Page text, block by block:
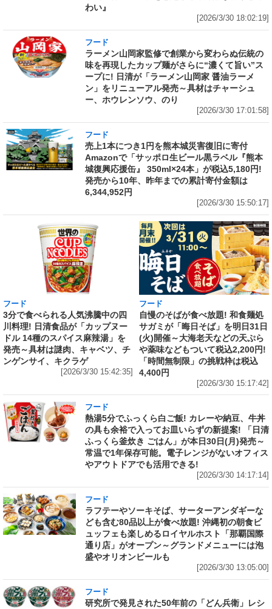
わい』
[2026/3/30 18:02:19]
フード
ラーメン山岡家監修で創業から変わらぬ伝統の
味を再現したカップ麺がさらに“濃くて旨い”ス
ープに! 日清が「ラーメン山岡家 醤油ラーメ
ン」をリニューアル発売～具材はチャーシュ
ー、ホウレンソウ、のり
[2026/3/30 17:01:58]
フード
売上1本につき1円を熊本城災害復旧に寄付
Amazonで「サッポロ生ビール黒ラベル『熊本
城復興応援缶』 350ml×24本」が税込5,180円!
発売から10年、昨年までの累計寄付金額は
6,344,952円
[2026/3/30 15:50:17]
フード
3分で食べられる人気沸騰中の四
川料理! 日清食品が「カップヌー
ドル 14種のスパイス麻辣湯」を
発売～具材は謎肉、キャベツ、チ
ンゲンサイ、キクラゲ
[2026/3/30 15:42:35]
フード
自慢のそばが食べ放題! 和食麺処
サガミが「晦日そば」を明日31日
(火)開催～大海老天などの天ぷら
や薬味などもついて税込2,200円!
「時間無制限」の挑戦枠は税込
4,400円
[2026/3/30 15:17:42]
フード
熱湯5分でふっくら白ご飯! カレーや納豆、牛丼
の具も余裕で入ってお皿いらずの新提案! 「日清
ふっくら釜炊き ごはん」が本日30日(月)発売～
常温で1年保存可能。電子レンジがないオフィス
やアウトドアでも活用できる!
[2026/3/30 14:17:14]
フード
ラフテーやソーキそば、サーターアンダギーな
ども含む80品以上が食べ放題! 沖縄初の朝食ビ
ュッフェも楽しめるロイヤルホスト「那覇国際
通り店」がオープン～グランドメニューには泡
盛やオリオンビールも
[2026/3/30 13:05:00]
フード
研究所で発見された50年前の「どん兵衛」レシ